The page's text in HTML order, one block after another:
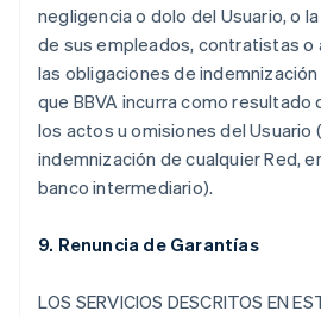
negligencia o dolo del Usuario, o
de sus empleados, contratistas o
las obligaciones de
que BBVA incurra como
los actos u omisiones del Usuario
indemnización de cualquier Red,
banco intermediario).
9. Renuncia de Garantías
LOS SERVICIOS DESCRITOS EN